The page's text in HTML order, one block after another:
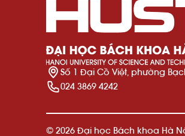
Số 1 Đại Cồ Việt, phường
024 3869 4242
© 2026 Đại học Bách khoa Hà